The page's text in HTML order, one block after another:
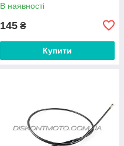
В наявності
145 ₴
Купити